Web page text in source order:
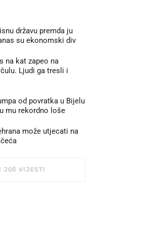
državu premda ju
su ekonomski div
na kat zapeo na
Ljudi ga tresli i
od povratka u Bijelu
mu rekordno loše
može utjecati na
JOŠ VIJESTI